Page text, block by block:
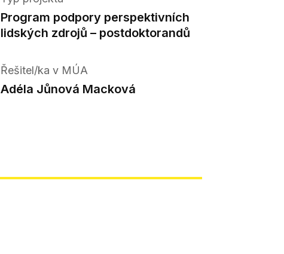
Program podpory perspektivních
lidských zdrojů – postdoktorandů
Řešitel/ka v MÚA
Adéla Jůnová Macková